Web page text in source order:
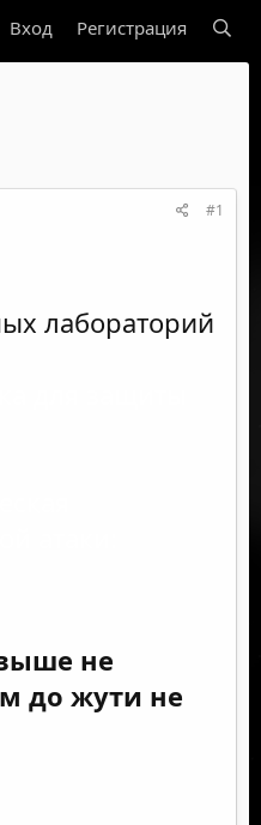
Вход Регистрация
#1
лабораторий
не
до жути не